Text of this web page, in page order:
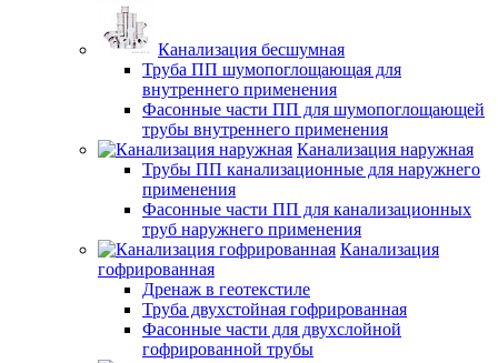
Канализация бесшумная
Труба ПП шумопоглощающая для
внутреннего применения
Фасонные части ПП для шумопоглощающей
трубы внутреннего применения
Канализация наружная
Трубы ПП канализационные для наружнего
применения
Фасонные части ПП для канализационных
труб наружнего применения
Канализация
гофрированная
Дренаж в геотекстиле
Труба двухстойная гофрированная
Фасонные части для двухслойной
гофрированной трубы